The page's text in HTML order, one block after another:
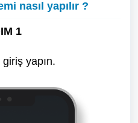
nasıl yapılır ?
1
yapın.